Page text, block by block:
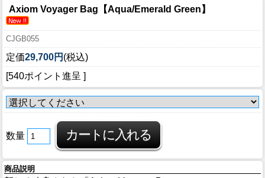
Axiom Voyager Bag【Aqua/Emerald Green】
CJGB055
定価29,700円 (税込)
[540ポイント進呈 ]
数量
商品説明